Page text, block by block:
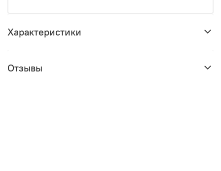
Характеристики
Отзывы